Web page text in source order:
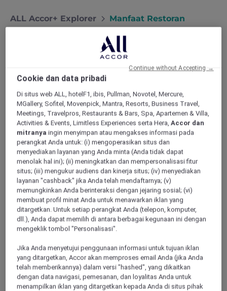
ALL Accor+ Explorer Manfaat Restoran
Manfaat Bersantap – Nikmati
Lebih Banyak, Bayar Lebih
Sedikit
Nikmati cita rasa yang lebih kaya dan
penghematan lebih besar setiap kali Anda
bersantap di restoran hotel Accor.
Lihat restoran daftar
Mengapa Menggunakan ALL
Accor+ Explorer untuk
Bersantap?
Anda akan mendapatkan diskon 30% untuk
makanan dan 15% untuk minuman untuk
semua tamu di meja Anda (hingga 10 tamu) di
lebih dari 1.750 restoran dan 1.250 bar di
Diskon ini yang paling menguntungkan dari
Accor karena dapat digunakan mulai dari kafe
ibis santai hingga restoran bintang Michelin
Sofitel.
Cookie dan data pribadi
Di situs web ALL, hotelF1, ibis, Pullman, Novotel, Mercure,
MGallery, Sofitel, Movenpick, Mantra, Resorts, Business Travel,
Meetings, Travelpros, Restaurants & Bars, Spa, Apartemen & Villa,
Activities & Events, Limitless Experiences serta Hera,Accor dan
mitranya ingin menyimpan atau mengakses informasi pada
perangkat Anda untuk: (i) mengoperasikan situs dan
menyediakan layanan yang Anda minta (Anda tidak dapat
menolak hal ini); (ii) meningkatkan dan mempersonalisasi fitur
situs; (iii) mengukur audiens dan kinerja situs; (iv) menyediakan
layanan "cashback" jika Anda telah mendaftarnya; (v)
memungkinkan Anda berinteraksi dengan jejaring sosial; (vi)
membuat profil minat Anda untuk menawarkan iklan yang
ditargetkan. Untuk setiap perangkat Anda (telepon, komputer,
dll.), Anda dapat memilih di antara berbagai kegunaan ini dengan
mengeklik tombol "Personalisasi".
Jika Anda menyetujui penggunaan informasi untuk tujuan iklan
yang ditargetkan, Accor akan memproses email Anda (jika Anda
telah memberikannya) dalam versi "hashed", yang dikaitkan
dengan data navigasi, pemesanan, dan loyalitas Anda untuk
menampilkan iklan yang ditargetkan kepada Anda di situs pihak
Continue without Accepting →